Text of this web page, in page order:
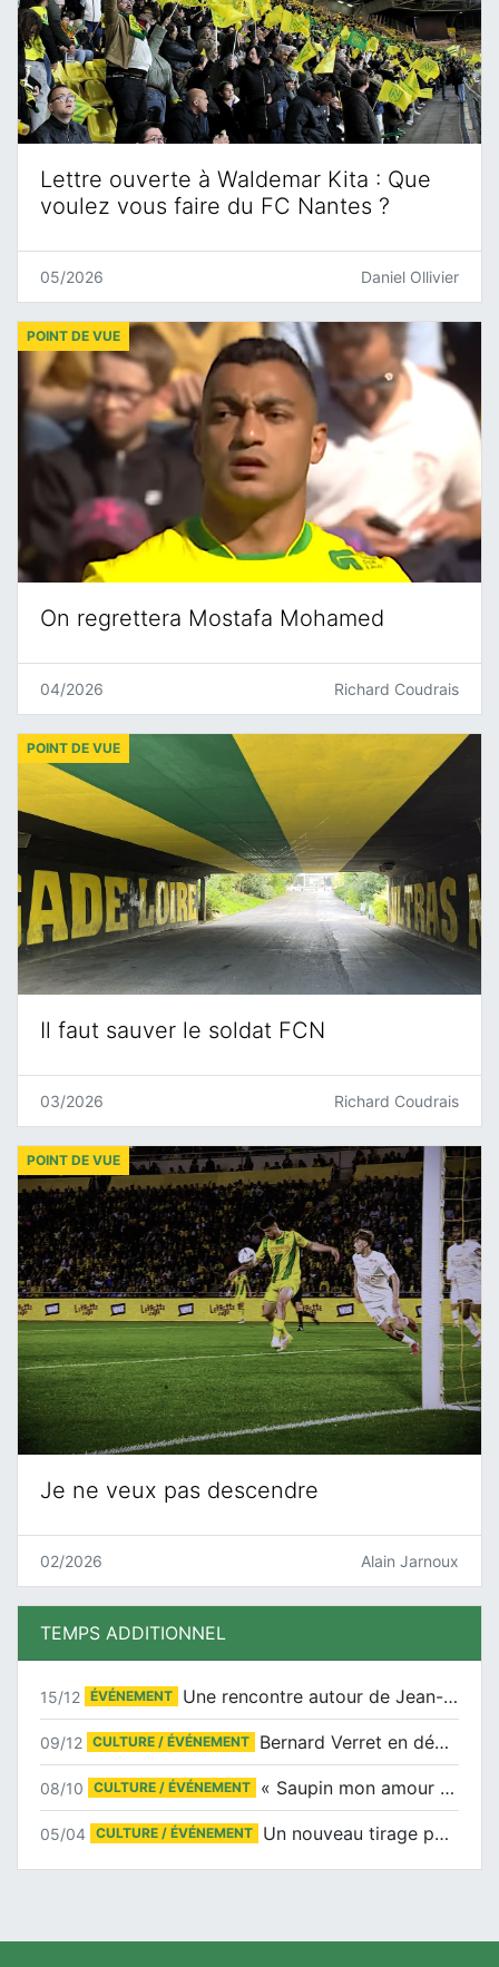
Lettre ouverte à Waldemar Kita : Que
voulez vous faire du FC Nantes ?
05/2026 Daniel Ollivier
On regrettera Mostafa Mohamed
POINT DE VUE
04/2026 Richard Coudrais
Il faut sauver le soldat FCN
POINT DE VUE
03/2026 Richard Coudrais
Je ne veux pas descendre
POINT DE VUE
02/2026 Alain Jarnoux
TEMPS ADDITIONNEL
15/12 ÉVÉNEMENT Une rencontre autour de Jean-Claude Suaudeau
09/12 CULTURE / ÉVÉNEMENT Bernard Verret en dédicaces le samedi 13 décembre à l’Espace Culturel Atlantis
08/10 CULTURE / ÉVÉNEMENT « Saupin mon amour » au salon du livre de Trentemoult
05/04 CULTURE / ÉVÉNEMENT Un nouveau tirage pour le Docu-BD